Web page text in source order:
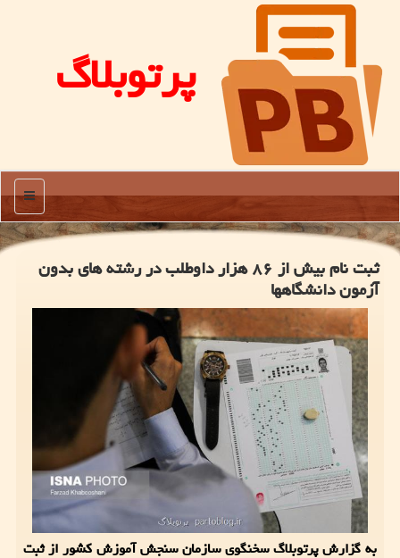
پرتوبلاگ
منو
ثبت نام بیش از ۸۶ هزار داوطلب در رشته های بدون
آزمون دانشگاهها
به گزارش پرتوبلاگ سخنگوی سازمان سنجش آموزش كشور از ثبت